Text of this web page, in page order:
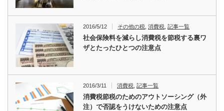
2016/5/12 その他の税 ,消費税 ,記事一覧
社会保険料を減らし消費税を節税する裏ワ
ザとたったひとつの注意点
2016/3/11 消費税 ,記事一覧
消費税節税のためのアウトソーシング（外
注）で否認をうけないための注意点